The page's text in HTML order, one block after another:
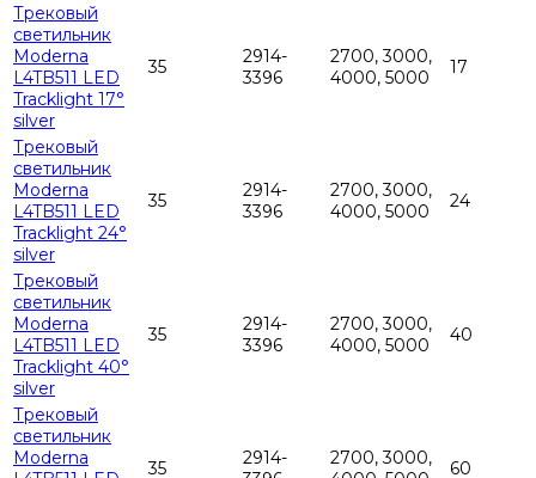
Трековый
светильник
Moderna
L4TB511 LED
Tracklight 17°
silver
35
2914-
3396
2700, 3000,
4000, 5000
17
Трековый
светильник
Moderna
L4TB511 LED
Tracklight 24°
silver
35
2914-
3396
2700, 3000,
4000, 5000
24
Трековый
светильник
Moderna
L4TB511 LED
Tracklight 40°
silver
35
2914-
3396
2700, 3000,
4000, 5000
40
Трековый
светильник
Moderna
35
2914-
2700, 3000,
60